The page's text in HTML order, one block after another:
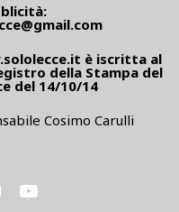
è iscritta al
della Stampa del
del 14/10/14
Cosimo Carulli